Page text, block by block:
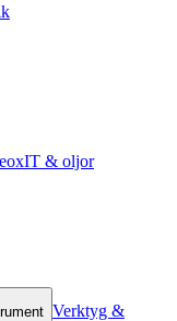
& oljor
Verktyg &